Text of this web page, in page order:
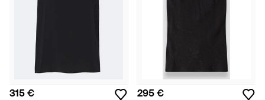
315 € 295 €